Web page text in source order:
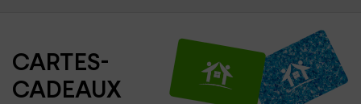
CARTES-
CADEAUX